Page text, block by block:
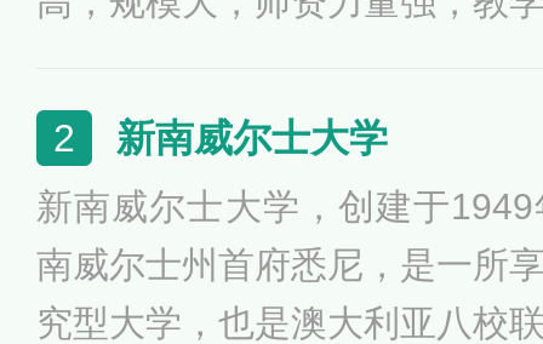
认为是加拿大综合实力数一数
大学校友和教职工拥有10名诺
灵奖获得者、5位加拿大总理
位最高法院大法官。
2 新南威尔士大学
新南威尔士大学，创建于
南威尔士州首府悉尼，是一所
究型大学，也是澳大利亚八校